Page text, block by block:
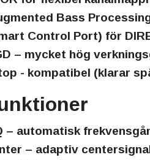
Bass
Control Port) för
– mycket hög
- kompatibel (klarar
– automatisk
– adaptiv